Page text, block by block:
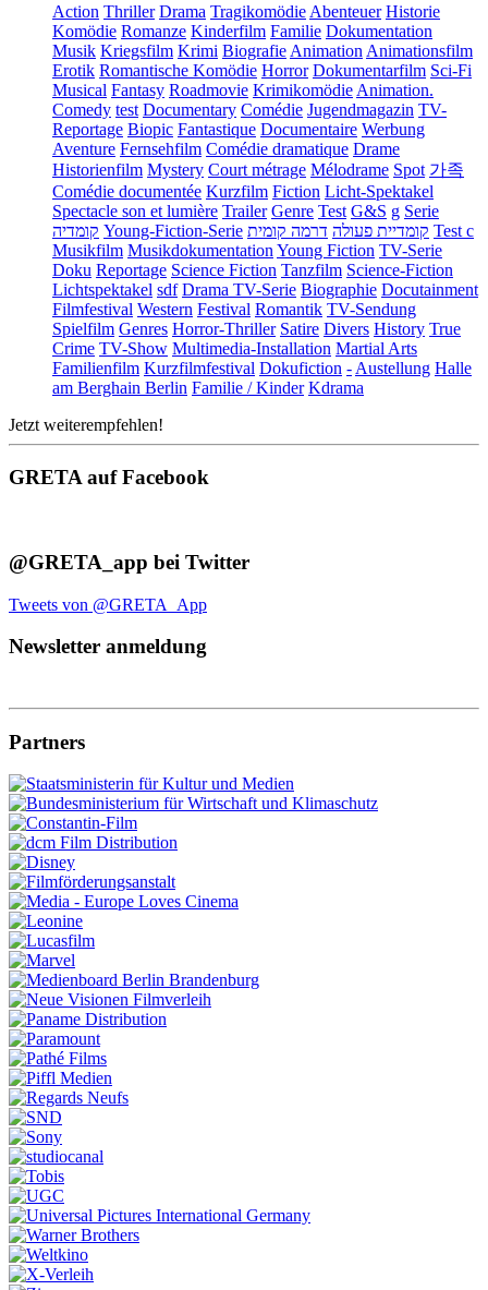
Action Thriller Drama Tragikomödie Abenteuer Historie
Komödie Romanze Kinderfilm Familie Dokumentation
Musik Kriegsfilm Krimi Biografie Animation Animationsfilm
Erotik Romantische Komödie Horror Dokumentarfilm Sci-Fi
Musical Fantasy Roadmovie Krimikomödie Animation.
Comedy test Documentary Comédie Jugendmagazin TV-
Reportage Biopic Fantastique Documentaire Werbung
Aventure Fernsehfilm Comédie dramatique Drame
Historienfilm Mystery Court métrage Mélodrame Spot 가족
Comédie documentée Kurzfilm Fiction Licht-Spektakel
Spectacle son et lumière Trailer Genre Test G&S g Serie
קומדיה Young-Fiction-Serie קומדיית פעולה דרמה קומית
Test c
Musikfilm Musikdokumentation Young Fiction TV-Serie
Doku Reportage Science Fiction Tanzfilm Science-Fiction
Lichtspektakel sdf Drama TV-Serie Biographie Docutainment
Filmfestival Western Festival Romantik TV-Sendung
Spielfilm Genres Horror-Thriller Satire Divers History True
Crime TV-Show Multimedia-Installation Martial Arts
Familienfilm Kurzfilmfestival Dokufiction - Austellung Halle
am Berghain Berlin Familie / Kinder Kdrama
Jetzt weiterempfehlen!
GRETA auf Facebook
@GRETA_app bei Twitter
Tweets von @GRETA_App
Newsletter anmeldung
Partners